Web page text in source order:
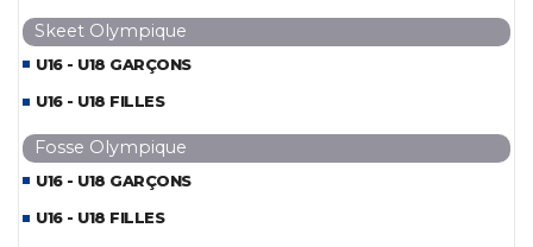
Skeet Olympique
U16 - U18 GARÇONS
U16 - U18 FILLES
Fosse Olympique
U16 - U18 GARÇONS
U16 - U18 FILLES